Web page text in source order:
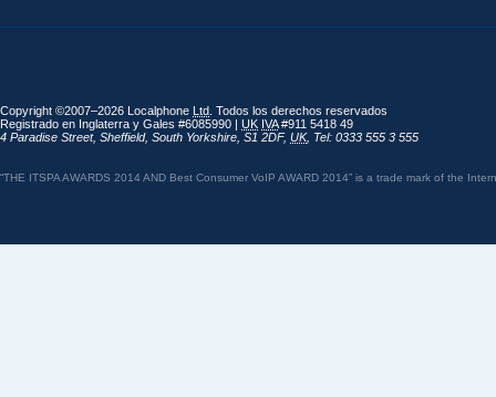
Copyright ©2007–2026 Localphone Ltd . Todos los derechos reservados
Registrado en Inglaterra y Gales #6085990 | UK IVA#911 5418 49
4 Paradise Street, Sheffield, South Yorkshire S1 2DF, UK, Tel: 0333 555 3 555
“THE ITSPA AWARDS 2014 AND Best Consumer VoIP AWARD 2014” is a trade mark of the